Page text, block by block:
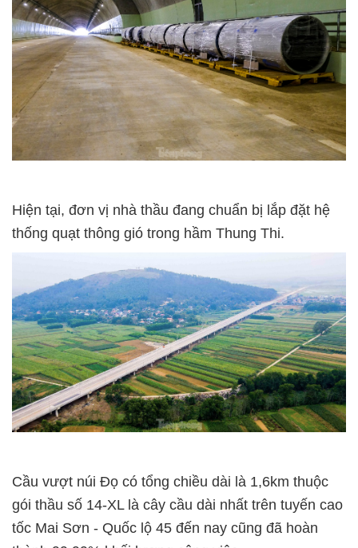
Hiện tại, đơn vị nhà thầu đang chuẩn bị lắp đặt hệ
thống quạt thông gió trong hầm Thung Thi.
Cầu vượt núi Đọ có tổng chiều dài là 1,6km thuộc
gói thầu số 14-XL là cây cầu dài nhất trên tuyến cao
tốc Mai Sơn - Quốc lộ 45 đến nay cũng đã hoàn